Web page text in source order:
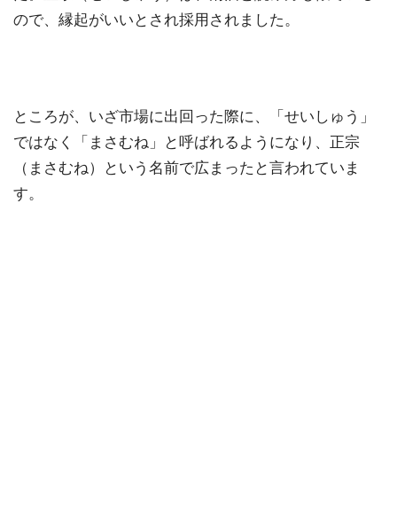
ので、縁起がいいとされ採用されました。
ところが、いざ市場に出回った際に、「せいしゅう」
ではなく「まさむね」と呼ばれるようになり、正宗
（まさむね）という名前で広まったと言われていま
す。